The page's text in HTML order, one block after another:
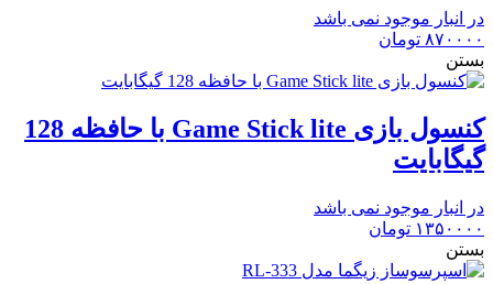
در انبار موجود نمی باشد
۸۷۰۰۰۰ تومان
بستن
کنسول بازی Game Stick lite با حافظه 128
گیگابایت
در انبار موجود نمی باشد
۱۳۵۰۰۰۰ تومان
بستن